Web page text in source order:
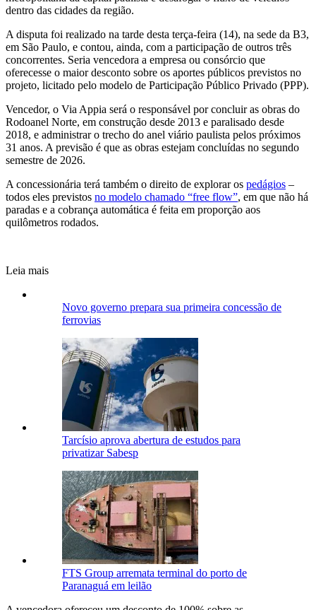
dentro das cidades da região.
A disputa foi realizado na tarde desta terça-feira (14), na sede da B3,
em São Paulo, e contou, ainda, com a participação de outros três
concorrentes. Seria vencedora a empresa ou consórcio que
oferecesse o maior desconto sobre os aportes públicos previstos no
projeto, licitado pelo modelo de Participação Público Privado (PPP).
Vencedor, o Via Appia será o responsável por concluir as obras do
Rodoanel Norte, em construção desde 2013 e paralisado desde
2018, e administrar o trecho do anel viário paulista pelos próximos
31 anos. A previsão é que as obras estejam concluídas no segundo
semestre de 2026.
A concessionária terá também o direito de explorar os pedágios –
todos eles previstos no modelo chamado “free flow”, em que não há
paradas e a cobrança automática é feita em proporção aos
quilômetros rodados.
Leia mais
Novo governo prepara sua primeira concessão de
ferrovias
Tarcísio aprova abertura de estudos para
privatizar Sabesp
FTS Group arremata terminal do porto de
Paranaguá em leilão